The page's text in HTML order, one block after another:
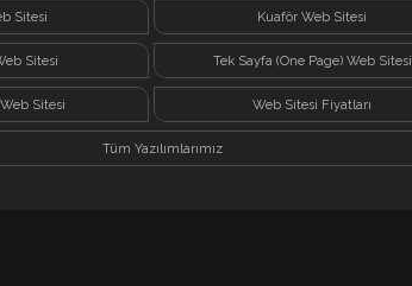
Sitesi Kuaför Web Sitesi
Sitesi Tek Sayfa (One Page) Web Sitesi
Sitesi Web Sitesi Fiyatları
Tüm Yazılımlarımız